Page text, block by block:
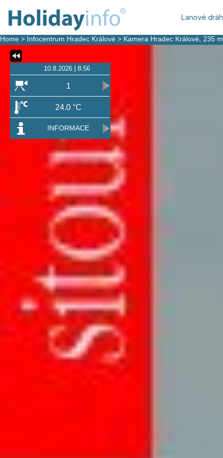
10.8.2026 | 8:56
1
24.0 °C
INFORMACE
Lanové
Home > Infocentrum Hradec Králové > Kamera Hradec Králové , 235